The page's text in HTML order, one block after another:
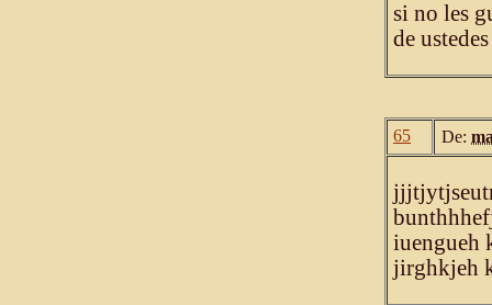
si no les
de
65 De:
iuengueh
jirghkjeh